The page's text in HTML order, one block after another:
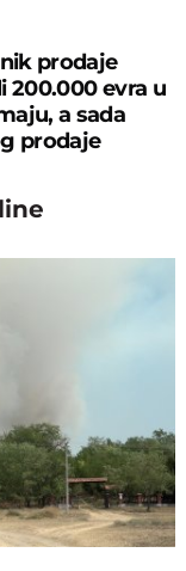
prodaje
200.000 evra u
a sada
prodaje